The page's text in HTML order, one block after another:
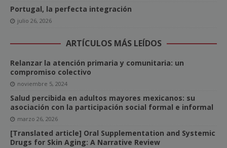
Portugal, la perfecta integración
julio 26, 2026
ARTÍCULOS MÁS LEÍDOS
Relanzar la atención primaria y comunitaria: un
compromiso colectivo
noviembre 5, 2024
Salud percibida en adultos mayores mexicanos: su
asociación con la participación social formal e informal
marzo 26, 2026
[Translated article] Oral Supplementation and Systemic
Drugs for Skin Aging: A Narrative Review